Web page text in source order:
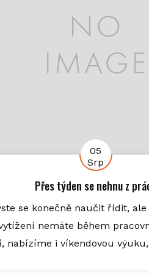
05
Srp
Přes týden se nehnu z
se konečně naučit řídit,
nemáte během
nabízíme i víkendovou